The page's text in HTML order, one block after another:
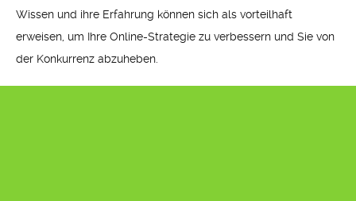
Wissen und ihre Erfahrung können sich als vorteilhaft
erweisen, um Ihre Online-Strategie zu verbessern und Sie von
der Konkurrenz abzuheben.